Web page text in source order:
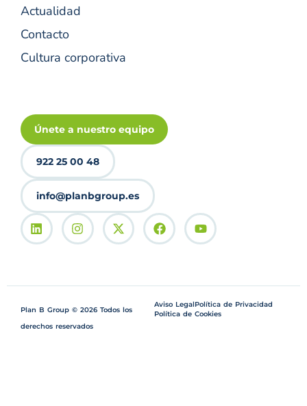
Actualidad
Contacto
Cultura corporativa
Únete a nuestro equipo
922 25 00 48
info@planbgroup.es
Plan B Group © 2026 Todos los
derechos reservados
Aviso LegalPolítica de Privacidad
Política de Cookies